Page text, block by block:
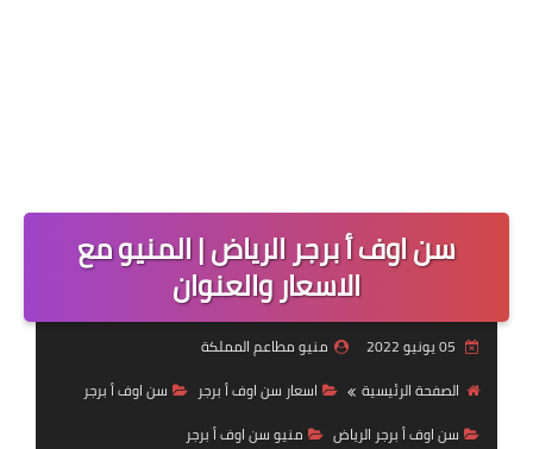
سن اوف أ برجر الرياض | المنيو مع
الاسعار والعنوان
منيو مطاعم المملكة
الصفحة الرئيسية
اسعار سن اوف أ برجر
سن اوف أ برجر
سن اوف أ برجر الرياض
منيو سن اوف أ برجر